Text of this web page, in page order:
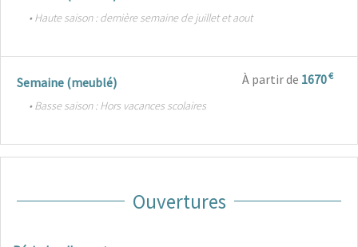
• Haute saison : dernière semaine de juillet et aout
Semaine (meublé) À partir de 1670€
• Basse saison : Hors vacances scolaires
Ouvertures